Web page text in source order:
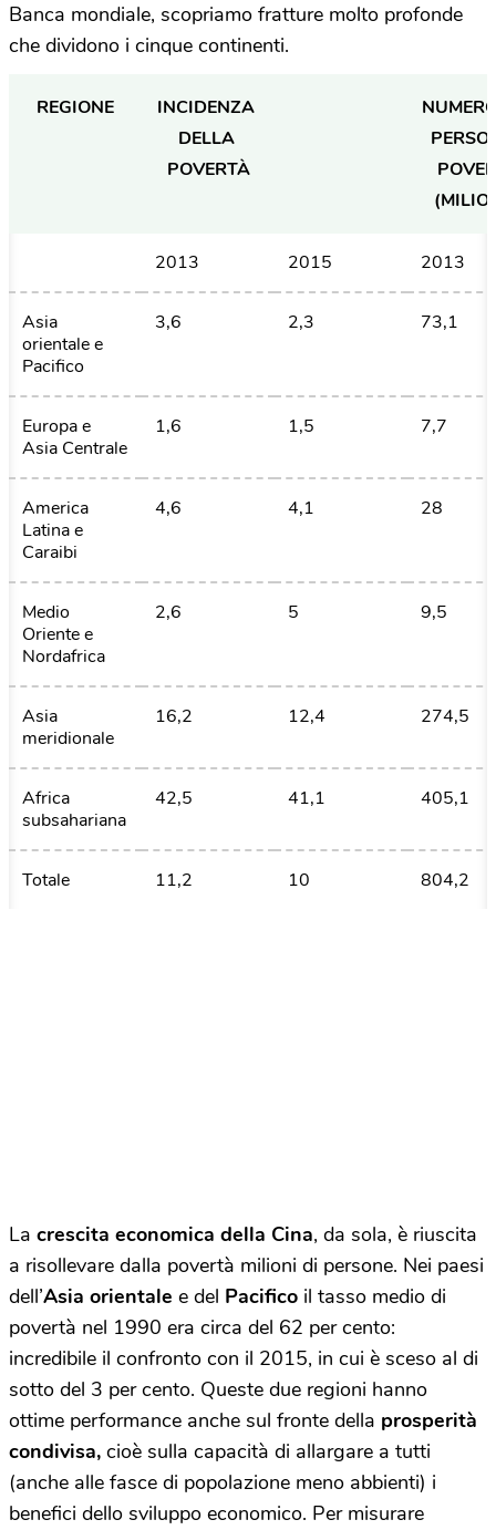
Banca mondiale, scopriamo fratture molto profonde
che dividono i cinque continenti.
REGIONE
INCIDENZA
DELLA
POVERTÀ
2013 2015 2013
Asia
orientale e
Pacifico
3,6 2,3 73,1
Europa e
Asia Centrale
1,6 1,5 7,7
America
Latina e
Caraibi
4,6 4,1 28
Medio
Oriente e
Nordafrica
2,6 5 9,5
Asia
meridionale
16,2 12,4 274,5
Africa
subsahariana
42,5 41,1 405,1
Totale 11,2 10 804,2
La crescita economica della Cina, da sola, è riuscita
a risollevare dalla povertà milioni di persone. Nei paesi
dell’Asia orientale e del Pacifico il tasso medio di
povertà nel 1990 era circa del 62 per cento:
incredibile il confronto con il 2015, in cui è sceso al di
sotto del 3 per cento. Queste due regioni hanno
ottime performance anche sul fronte della prosperità
condivisa, cioè sulla capacità di allargare a tutti
(anche alle fasce di popolazione meno abbienti) i
benefici dello sviluppo economico. Per misurare